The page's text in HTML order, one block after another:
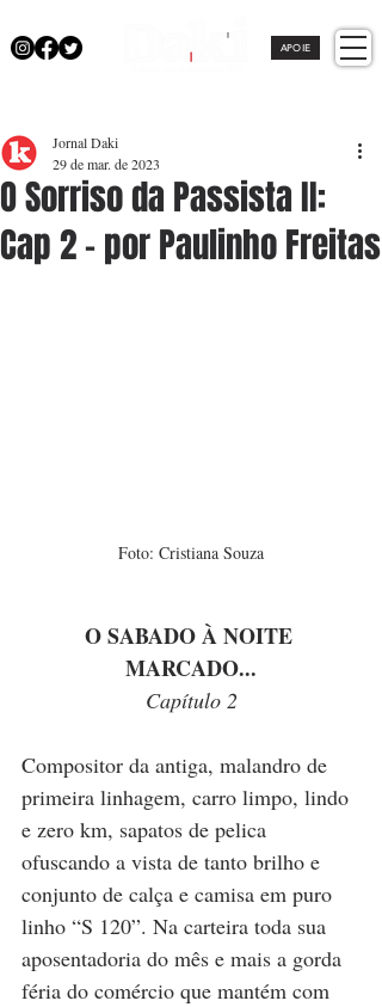
APOIE
O Sorriso da Passista II:
Cap 2 - por Paulinho Freitas
Jornal Daki
29 de mar. de 2023
Foto: Cristiana Souza
O SABADO À NOITE
MARCADO...
Capítulo 2
Compositor da antiga, malandro de
primeira linhagem, carro limpo, lindo
e zero km, sapatos de pelica
ofuscando a vista de tanto brilho e
conjunto de calça e camisa em puro
linho “S 120”. Na carteira toda sua
aposentadoria do mês e mais a gorda
féria do comércio que mantém com